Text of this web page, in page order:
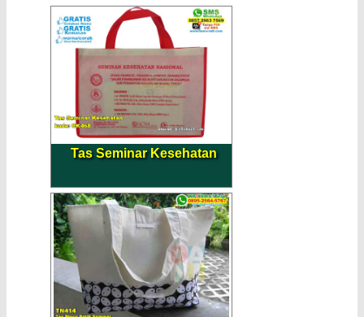
Tas Seminar Kesehatan